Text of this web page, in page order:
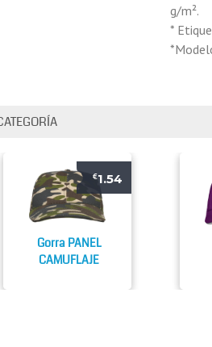
g/m².
*
€1.54
Gorra PANEL
CAMUFLAJE